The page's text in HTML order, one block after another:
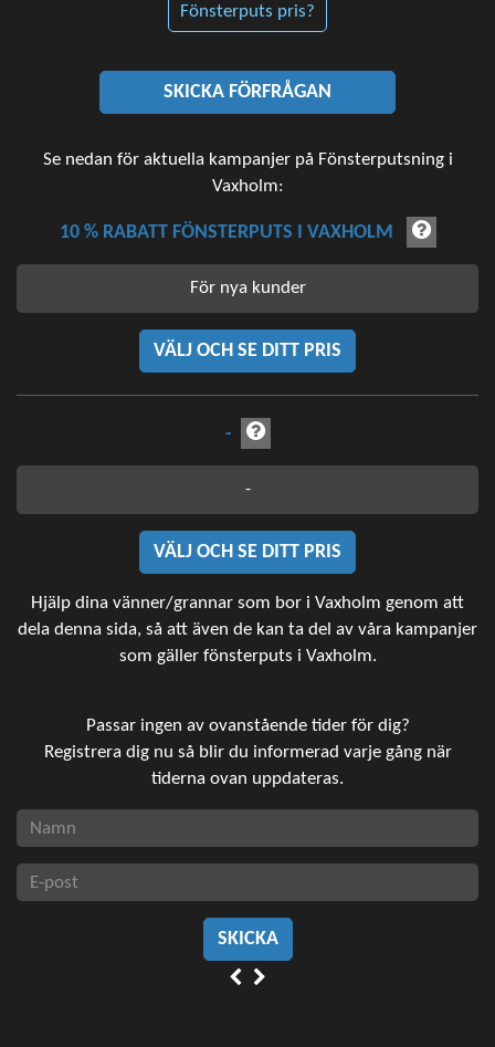
Fönsterputs pris?
SKICKA FÖRFRÅGAN
Se nedan för aktuella kampanjer på Fönsterputsning i
Vaxholm:
10 % RABATT FÖNSTERPUTS I VAXHOLM
För nya kunder
VÄLJ OCH SE DITT PRIS
-
-
VÄLJ OCH SE DITT PRIS
Hjälp dina vänner/grannar som bor i Vaxholm genom att
dela denna sida, så att även de kan ta del av våra kampanjer
som gäller fönsterputs i Vaxholm.
Passar ingen av ovanstående tider för dig?
Registrera dig nu så blir du informerad varje gång när
tiderna ovan uppdateras.